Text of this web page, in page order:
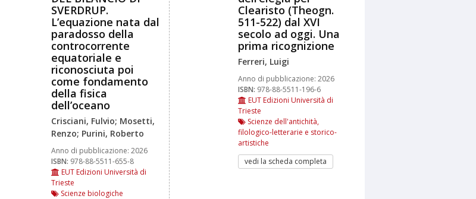
SVERDRUP.
L’equazione nata dal
paradosso della
controcorrente
equatoriale e
riconosciuta poi
come fondamento
della fisica
dell’oceano
Crisciani, Fulvio; Mosetti,
Renzo; Purini, Roberto
Anno di pubblicazione: 2026
ISBN: 978-88-5511-655-8
EUT Edizioni Università di
Trieste
Scienze biologiche
Clearisto (Theogn.
511-522) dal XVI
secolo ad oggi. Una
prima ricognizione
Ferreri, Luigi
Anno di pubblicazione: 2026
ISBN: 978-88-5511-196-6
EUT Edizioni Università di
Trieste
Scienze dell'antichità,
filologico-letterarie e storico-
artistiche
vedi la scheda completa